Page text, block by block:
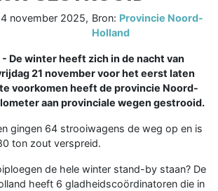
november 2025, Bron: Provincie Noord-
Holland
- De winter heeft zich in de nacht van
21 november voor het eerst laten
voorkomen heeft de provincie Noord-
aan provinciale wegen gestrooid.
gingen 64 strooiwagens de weg op en is
ton zout verspreid.
de hele winter stand-by staan? De
heeft 6 gladheidscoördinatoren die in